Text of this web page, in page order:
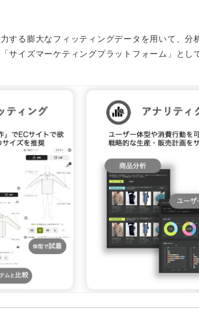
する膨大なフィッティングデータを用いて、
サイズマーケティングプラットフォーム」とし